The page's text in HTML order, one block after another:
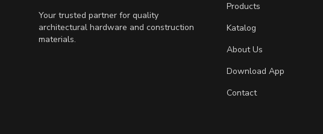
Your trusted partner for quality
architectural hardware and construction
materials.
Products
Katalog
About Us
Download App
Contact